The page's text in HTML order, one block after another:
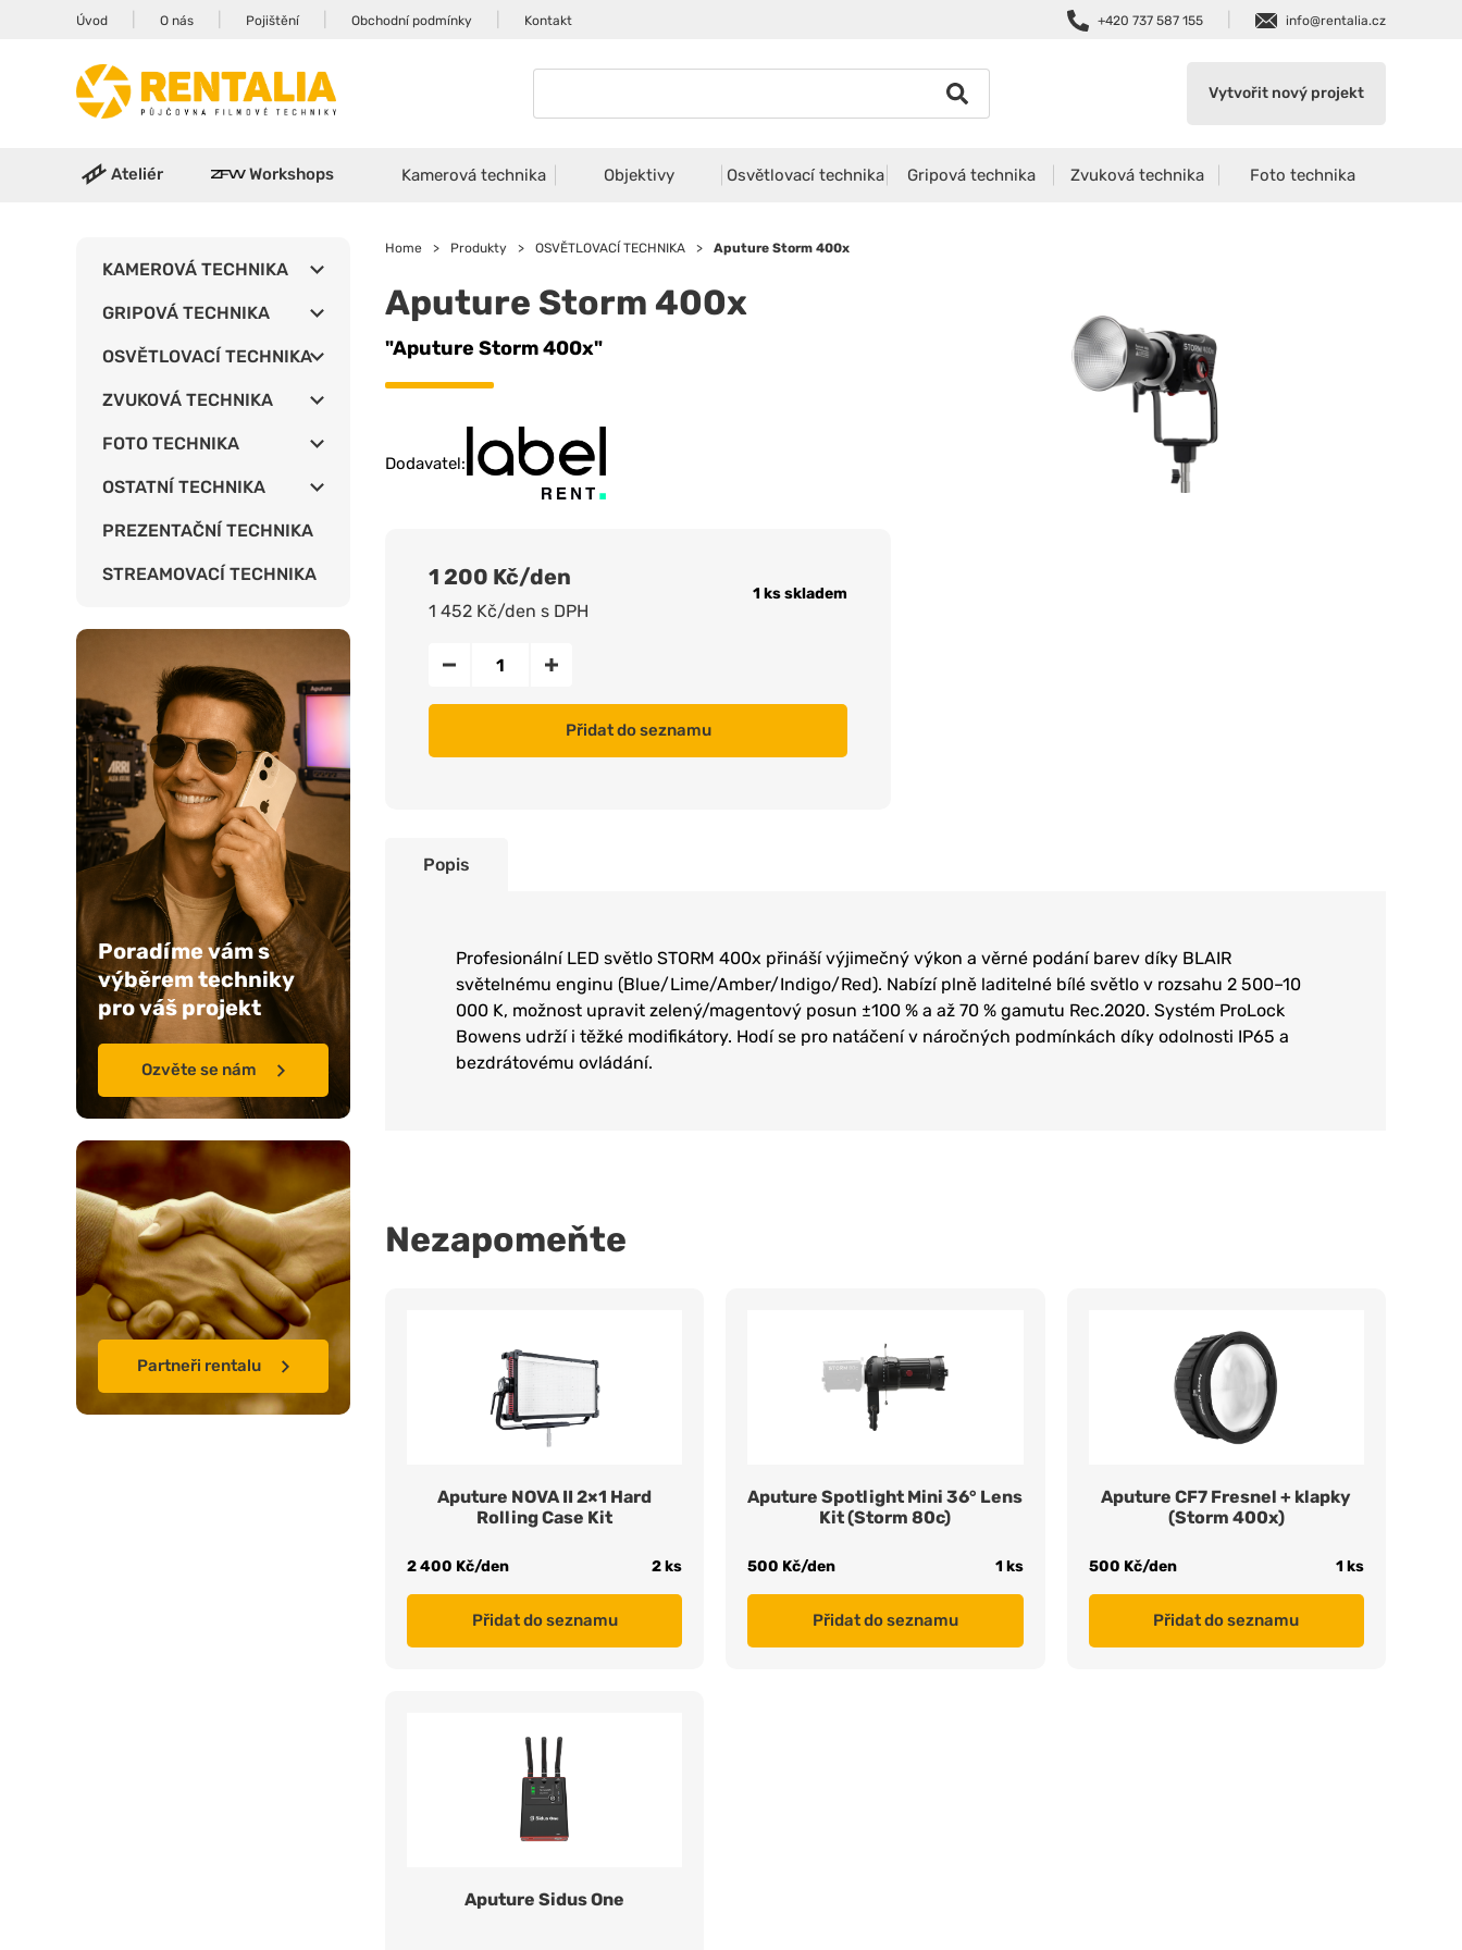
Úvod O nás Pojištění Obchodní podmínky Kontakt +420 737 587 155 info@rentalia.cz
Vytvořit nový projekt
Ateliér Workshops Kamerová technika Objektivy Osvětlovací technika Gripová technika Zvuková technika Foto technika
KAMEROVÁ TECHNIKA
GRIPOVÁ TECHNIKA
OSVĚTLOVACÍ TECHNIKA
ZVUKOVÁ TECHNIKA
FOTO TECHNIKA
OSTATNÍ TECHNIKA
PREZENTAČNÍ TECHNIKA
STREAMOVACÍ TECHNIKA
Poradíme vám s
výběrem techniky
pro váš projekt
Ozvěte se nám
Partneři rentalu
Home > Produkty > OSVĚTLOVACÍ TECHNIKA > Aputure Storm 400x
Aputure Storm 400x
"Aputure Storm 400x"
Dodavatel:
1 200 Kč/den
1 452 Kč/den s DPH
1 ks skladem
Přidat do seznamu
Popis
Profesionální LED světlo STORM 400x přináší výjimečný výkon a věrné podání barev díky BLAIR
světelnému enginu (Blue/Lime/Amber/Indigo/Red). Nabízí plně laditelné bílé světlo v rozsahu 2 500–10
000 K, možnost upravit zelený/magentový posun ±100 % a až 70 % gamutu Rec.2020. Systém ProLock
Bowens udrží i těžké modifikátory. Hodí se pro natáčení v náročných podmínkách díky odolnosti IP65 a
bezdrátovému ovládání.
Nezapomeňte
Aputure NOVA II 2×1 Hard
Rolling Case Kit
2 400 Kč/den 2 ks
Přidat do seznamu
Aputure Spotlight Mini 36° Lens
Kit (Storm 80c)
500 Kč/den 1 ks
Přidat do seznamu
Aputure CF7 Fresnel + klapky
(Storm 400x)
500 Kč/den 1 ks
Přidat do seznamu
Aputure Sidus One